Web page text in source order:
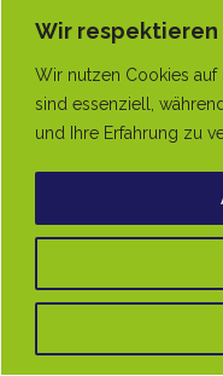
Wir respektieren
Wir nutzen Cookies auf
sind essenziell,
und Ihre Erfahrung zu